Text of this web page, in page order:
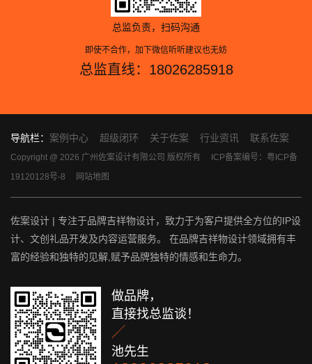
总监负责，扫码沟通
即使不合作，加下微信听听建议也无妨
总监直线：18026285918
导航栏： 案例中心 超级闭环 关于佐案 行业资讯 联系佐案
Copyright @ 2026 广州佐案设计有限公司 版权所有
ICP备案编号：粤ICP备
19120128号-8
网站地图
佐案设计 | 专注于品牌吉祥物设计，致力于为客户提供全方位的IP设
计、文创礼品开发及内容运营服务。 在品牌吉祥物设计领域拥有丰
富的经验和独特的见解,赋予品牌独特的情感和生命力。
做品牌，
直接找总监谈！

池先生